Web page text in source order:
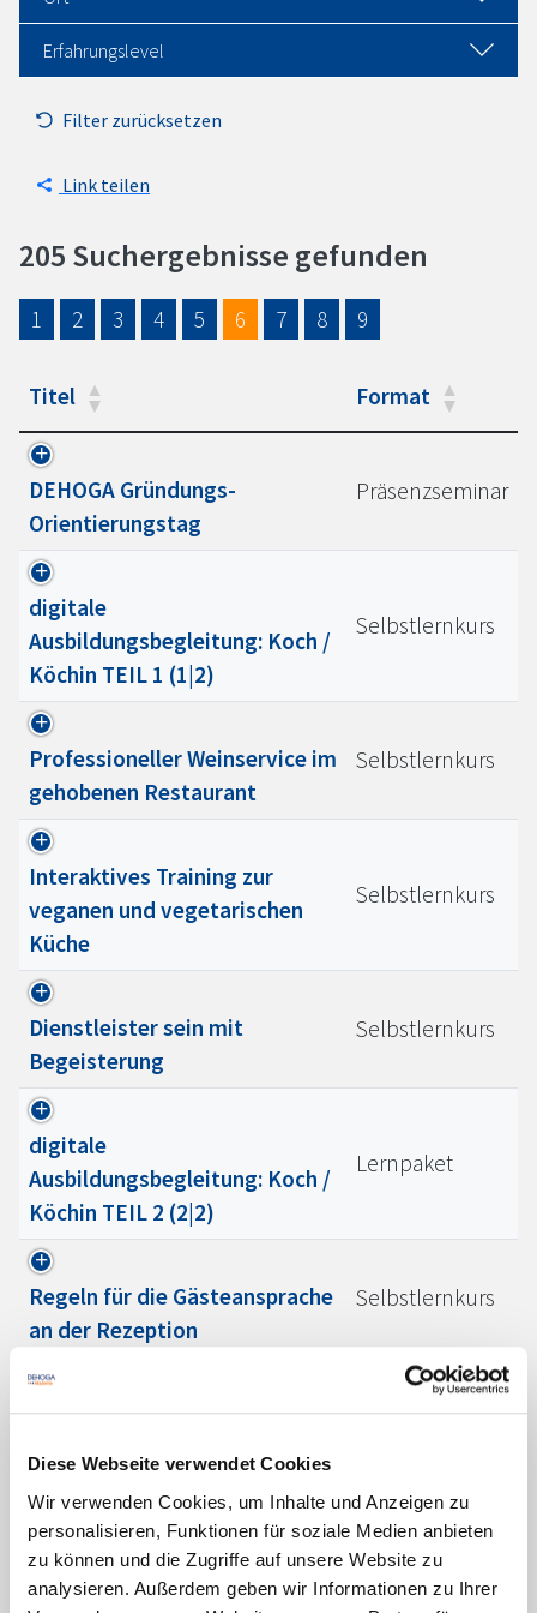
Diese Webseite verwendet Cookies
Wir verwenden Cookies, um Inhalte und Anzeigen zu
personalisieren, Funktionen für soziale Medien anbieten
zu können und die Zugriffe auf unsere Website zu
analysieren. Außerdem geben wir Informationen zu Ihrer
Erfahrungslevel
Filter zurücksetzen
Link teilen
205 Suchergebnisse gefunden
1 2 3 4 5 6 7 8 9
Titel Format
DEHOGA Gründungs-
Orientierungstag
Präsenzseminar
digitale
Ausbildungsbegleitung: Koch /
Köchin TEIL 1 (1|2)
Selbstlernkurs
Professioneller Weinservice im
gehobenen Restaurant
Selbstlernkurs
Interaktives Training zur
veganen und vegetarischen
Küche
Selbstlernkurs
Dienstleister sein mit
Begeisterung
Selbstlernkurs
digitale
Ausbildungsbegleitung: Koch /
Köchin TEIL 2 (2|2)
Lernpaket
Regeln für die Gästeansprache
an der Rezeption
Selbstlernkurs
Gastorientierte
Online-Prüfung Fachbrief
Marketing
Selbstlernkurs